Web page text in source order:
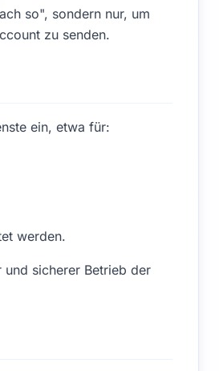
so", sondern nur, um
zu senden.
ein, etwa für:
werden.
und sicherer Betrieb der